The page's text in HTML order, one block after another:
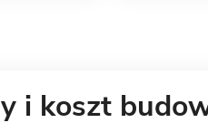
i koszt